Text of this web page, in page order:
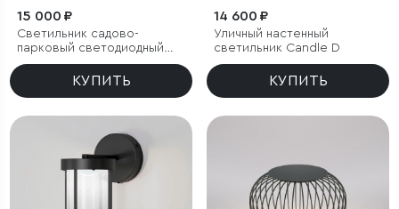
15 000 ₽
Светильник садово-
парковый светодиодный
Ritz черный
КУПИТЬ
14 600 ₽
Уличный настенный
светильник Candle D
КУПИТЬ